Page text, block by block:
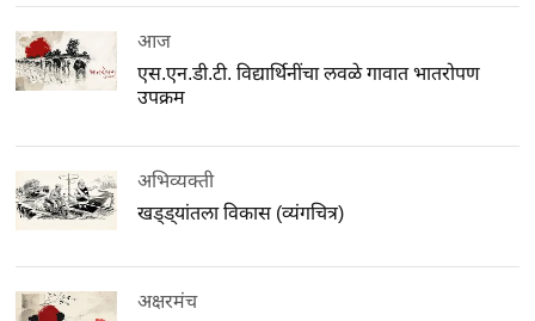
आज
एस.एन.डी.टी. विद्यार्थिनींचा लवळे गावात भातरोपण
उपक्रम
अभिव्यक्ती
खड्ड्यांतला विकास (व्यंगचित्र)
अक्षरमंच